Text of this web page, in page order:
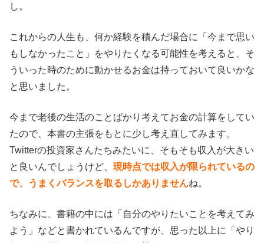
し。
これからの人生も、何か経験を積んだ場合に「今まで思い
もしなかったこと」をやりたくなる可能性を考えると、そ
ういった時のために動かせるお金は持っておいて良いかな
と思いました。
今まで老後の生活のことばかり考えてお金の計算をしてい
たので、本書の主張をもとに少し考え直してみます。
Twitterの投資家さんたちみたいに、そもそも収入が大きい
と良いんでしょうけど、 現時点では収入が限られているの
で、うまくバランスを取るしかありませんね。
ちなみに、書籍の中には「自分のやりたいことを考えてみ
よう」などと書かれているんですが、思った以上に「やり